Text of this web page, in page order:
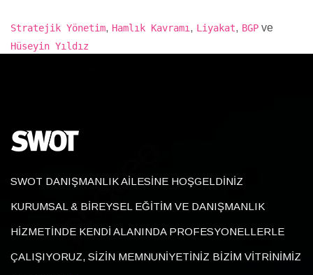
Stratejik Yönetim, Hamlık Kavramı , Liyakat, BGP ve
Hüseyin Yıldız
SWOT DANIŞMANLIK AİLESİNE HOŞGELDİNİZ
KURUMSAL & BİREYSEL EĞİTİM VE DANIŞMANLIK
HİZMETİNDE KENDİ ALANINDA PROFESYONELLERLE
ÇALIŞIYORUZ, SİZİN MEMNUNİYETİNİZ BİZİM VİTRİNİMİZ